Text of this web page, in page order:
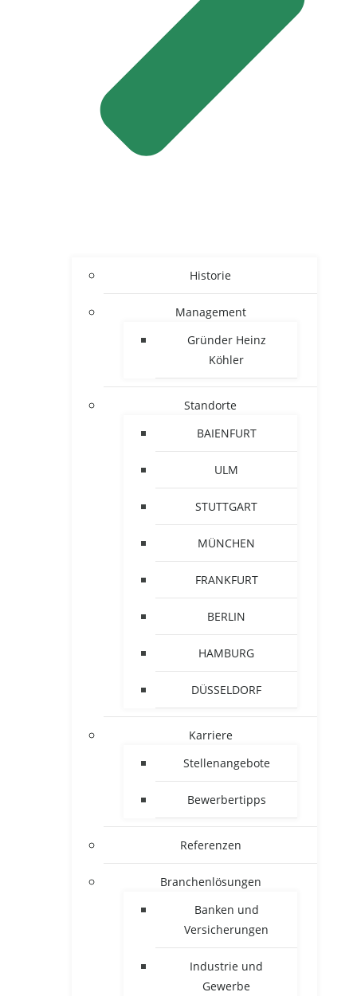
Historie
Management
Gründer Heinz
Köhler
Standorte
BAIENFURT
ULM
STUTTGART
MÜNCHEN
FRANKFURT
BERLIN
HAMBURG
DÜSSELDORF
Karriere
Stellenangebote
Bewerbertipps
Referenzen
Branchenlösungen
Banken und
Versicherungen
Industrie und
Gewerbe